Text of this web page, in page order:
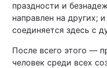
праздности и
направлен на других;
соединяется здесь с
После всего этого —
человек среди всех